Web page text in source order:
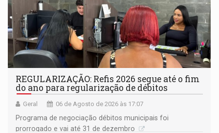
REGULARIZAÇÃO: Refis 2026 segue até o fim
do ano para regularização de débitos
Geral 06 de Agosto de 2026 às 17:07
Programa de negociação débitos municipais foi
prorrogado e vai até 31 de dezembro